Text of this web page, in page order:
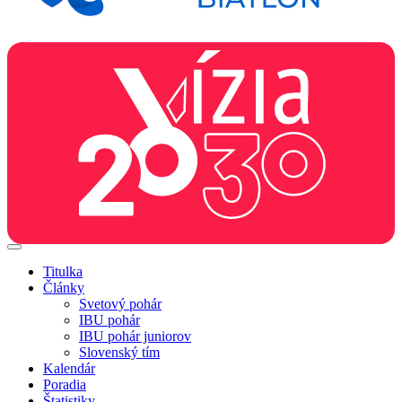
Titulka
Články
Svetový pohár
IBU pohár
IBU pohár juniorov
Slovenský tím
Kalendár
Poradia